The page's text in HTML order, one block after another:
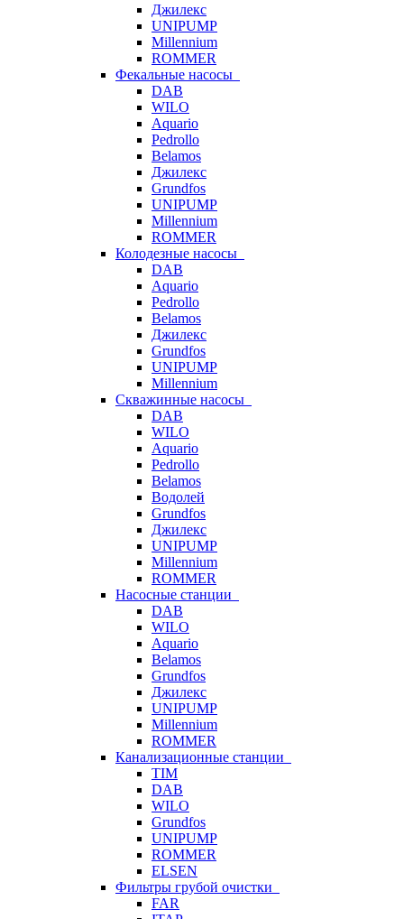
Джилекс
UNIPUMP
Millennium
ROMMER
Фекальные насосы
DAB
WILO
Aquario
Pedrollo
Belamos
Джилекс
Grundfos
UNIPUMP
Millennium
ROMMER
Колодезные насосы
DAB
Aquario
Pedrollo
Belamos
Джилекс
Grundfos
UNIPUMP
Millennium
Скважинные насосы
DAB
WILO
Aquario
Pedrollo
Belamos
Водолей
Grundfos
Джилекс
UNIPUMP
Millennium
ROMMER
Насосные станции
DAB
WILO
Aquario
Belamos
Grundfos
Джилекс
UNIPUMP
Millennium
ROMMER
Канализационные станции
TIM
DAB
WILO
Grundfos
UNIPUMP
ROMMER
ELSEN
Фильтры грубой очистки
FAR